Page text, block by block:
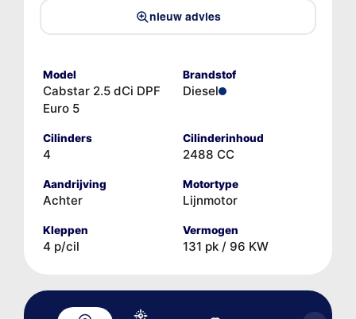
nieuw advies
Model
Cabstar 2.5 dCi DPF
Euro 5
Brandstof
Diesel
Cilinders
4
Cilinderinhoud
2488 CC
Aandrijving
Achter
Motortype
Lijnmotor
Kleppen
4 p/cil
Vermogen
131 pk / 96 KW